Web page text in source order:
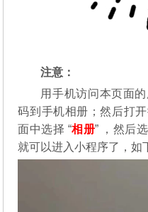
注意：
用手机访问本页面
码到手机相册；然后打
面中选择 “相册” ，然后
就可以进入小程序了，如